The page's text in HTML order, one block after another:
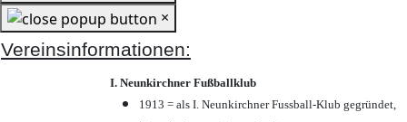
×
Vereinsinformationen:
I. Neunkirchner Fußballklub
1913 = als I. Neunkirchner Fussball-Klub gegründet,